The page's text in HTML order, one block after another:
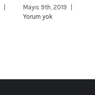
|
Mayıs 9th, 2019
|
Yorum yok